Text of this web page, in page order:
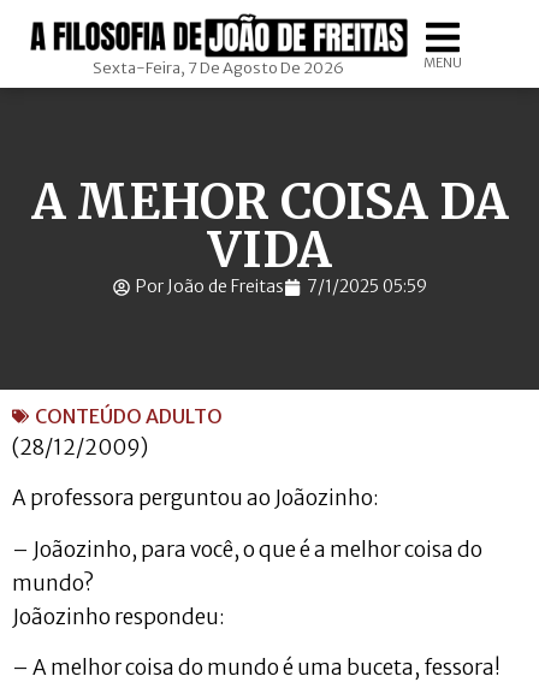
Sexta-Feira, 7 De Agosto De 2026 MENU
A MEHOR COISA DA
VIDA
Por João de Freitas 7/1/2025 05:59
CONTEÚDO ADULTO
(28/12/2009)
A professora perguntou ao Joãozinho:
– Joãozinho, para você, o que é a melhor coisa do
mundo?
Joãozinho respondeu:
– A melhor coisa do mundo é uma buceta, fessora!